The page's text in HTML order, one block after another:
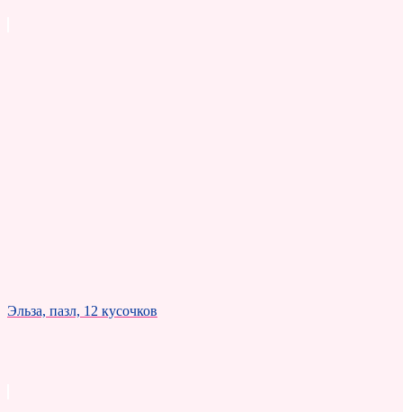
Эльза, пазл, 12 кусочков